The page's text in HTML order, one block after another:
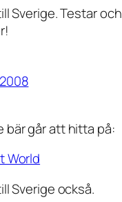
Sverige. Testar och
bär går att hitta på:
World
Sverige också.